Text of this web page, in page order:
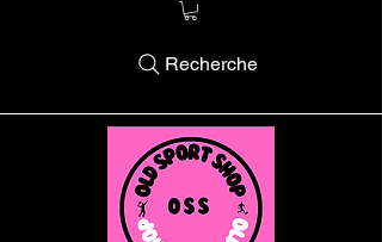
Recherche